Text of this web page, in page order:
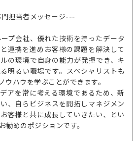
担当者メッセージ---
プ会社、優れた技術を持ったデータ
連携を進めお客様の課題を解決して
の環境で自身の能力が発揮でき、キ
明るい職場です。スペシャリストも
ウハウを学ぶことができます。
アを常に考える環境であるため、新
、自らビジネスを開拓しマネジメン
客様と共に成長していきたい、とい
勧めのポジションです。